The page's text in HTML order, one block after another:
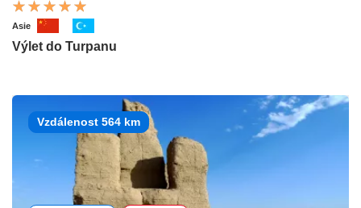
Asie
Výlet do Turpanu
Vzdálenost 564 km